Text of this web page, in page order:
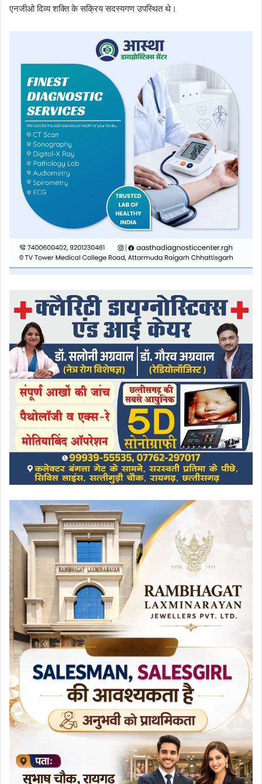
एनजीओ दिव्य शक्ति के सक्रिय सदस्यगण उपस्थित थे।